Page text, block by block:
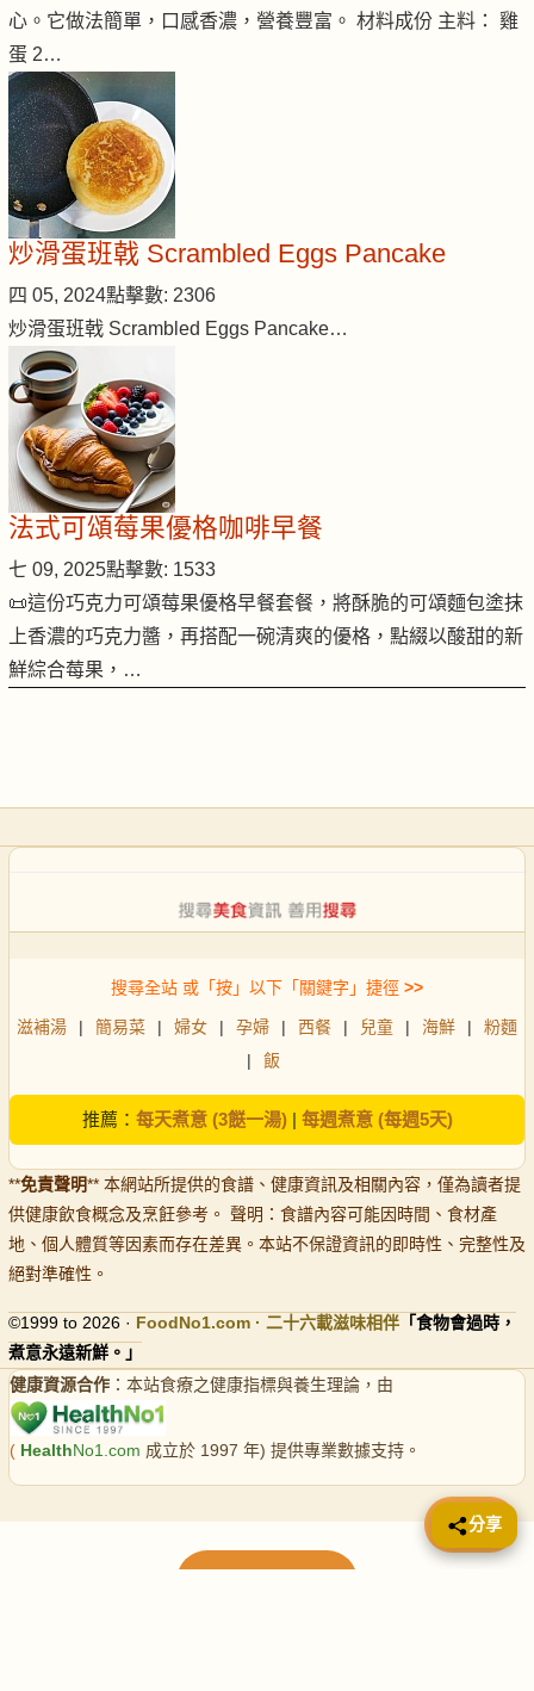
心。它做法簡單，口感香濃，營養豐富。 材料成份 主料： 雞
蛋 2…
炒滑蛋班戟 Scrambled Eggs Pancake
四 05, 2024點擊數: 2306
炒滑蛋班戟 Scrambled Eggs Pancake…
法式可頌莓果優格咖啡早餐
七 09, 2025點擊數: 1533
📜這份巧克力可頌莓果優格早餐套餐，將酥脆的可頌麵包塗抹
上香濃的巧克力醬，再搭配一碗清爽的優格，點綴以酸甜的新
鮮綜合莓果，…
搜尋全站 或「按」以下「關鍵字」捷徑 >>
滋補湯 | 簡易菜 | 婦女 | 孕婦 | 西餐 | 兒童 | 海鮮 |
粉麵
|
飯
推薦： 每天煮意 (3餸一湯)| 每週煮意 (每週5天)
**免責聲明** 本網站所提供的食譜、健康資訊及相關內容，僅為讀者提
供健康飲食概念及烹飪參考。 聲明：食譜內容可能因時間、食材產
地、個人體質等因素而存在差異。本站不保證資訊的即時性、完整性及
絕對準確性。
©1999 to 2026 · FoodNo1.com · 二十六載滋味相伴 「食物會過時，
煮意永遠新鮮。」
健康資源合作 ：本站食療之健康指標與養生理論，由
( HealthNo1.com 成立於 1997 年) 提供專業數據支持。
📤 分享
分享